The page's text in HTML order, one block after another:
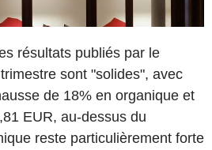
résultats publiés par le
sont "solides", avec
de 18% en organique et
EUR, au-dessus du
reste particulièrement forte